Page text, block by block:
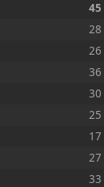
45
28
26
36
30
25
17
27
33